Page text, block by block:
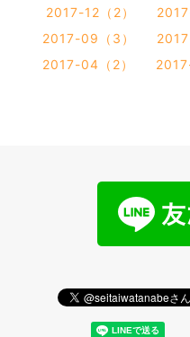
2017-12（2）
2017-09（3）
2017-04（2）